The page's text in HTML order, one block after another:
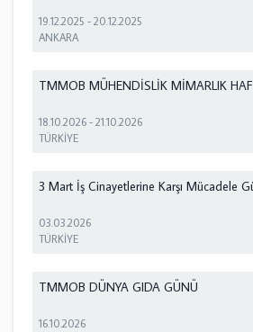
19.12.2025 -20.12.2025
ANKARA
TMMOB MÜHENDİSLİK MİMARLIK
18.10.2026 -21.10.2026
TÜRKİYE
3 Mart İş Cinayetlerine Karşı Mücadele
03.03.2026
TÜRKİYE
TMMOB DÜNYA GIDA GÜNÜ
16.10.2026